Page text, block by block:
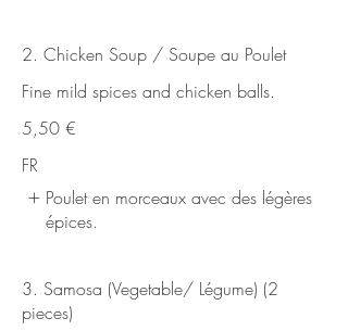
2. Chicken Soup / Soupe au Poulet
Fine mild spices and chicken balls.
5,50 €
FR
Poulet en morceaux avec des légères
épices.
3. Samosa (Vegetable/ Légume) (2
pieces)